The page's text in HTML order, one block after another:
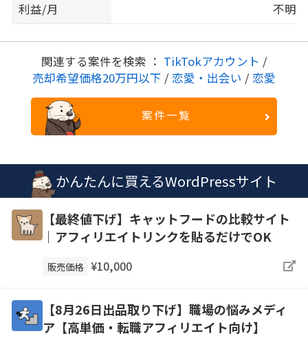
利益/月
不明
関連する案件を検索 ： TikTokアカウント /
売却希望価格20万円以下 / 恋愛・出会い / 恋愛
案件一覧
かんたんに買えるWordPressサイト
【最終値下げ】キャットフードの比較サイト
｜アフィリエイトリンクを貼るだけでOK
販売価格 ¥10,000
【8月26日出品取り下げ】職場の悩みメディ
ア【高単価・転職アフィリエイト向け】